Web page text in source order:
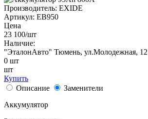
Производитель: EXIDE
Артикул: EB950
Цена
23 100/шт
Наличие:
"ЭталонАвто" Тюмень, ул.Молодежная, 12
0 шт
шт
Купить
Описание
Заменители
Аккумулятор